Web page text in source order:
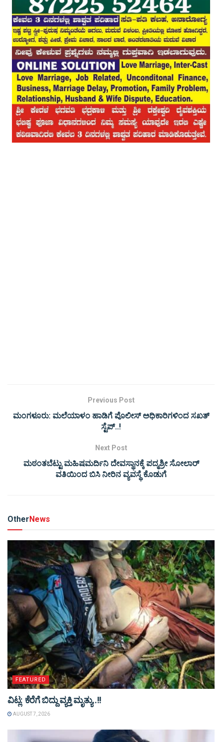
Previous Post
ಮಂಗಳೂರು: ಮಲೆಯಾಳಂ ಹಾಡಿಗೆ ಪೊಲೀಸ್ ಅಧಿಕಾರಿಗಳಿಂದ ಸಖತ್
ಸ್ಟೆಪ್..!
Next Post
ಮಠಂತಬೆಟ್ಟು ಮಹಿಷಮರ್ದಿನಿ ದೇವಸ್ಥಾನಕ್ಕೆ ಪದ್ಮಶ್ರೀ ಸೋಲಾರ್
ವತಿಯಿಂದ ಬಿಸಿ ನೀರಿನ ವ್ಯವಸ್ಥೆ ಕೊಡುಗೆ
Other News
FEATURED
ವಿಟ್ಲ: ಕೆರೆಗೆ ಬಿದ್ದು ವ್ಯಕ್ತಿ ಮೃತ್ಯು..!!
AUGUST 7, 2026